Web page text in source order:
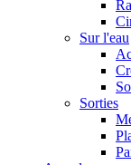
Sur l'eau
Sorties